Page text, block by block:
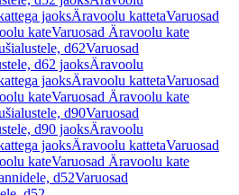
jaoksÄravoolu kattetaVaruosad
kateVaruosad Äravoolu kate
d62Varuosad
d62 jaoksÄravoolu
jaoksÄravoolu kattetaVaruosad
kateVaruosad Äravoolu kate
d90Varuosad
d90 jaoksÄravoolu
jaoksÄravoolu kattetaVaruosad
kateVaruosad Äravoolu kate
d52Varuosad